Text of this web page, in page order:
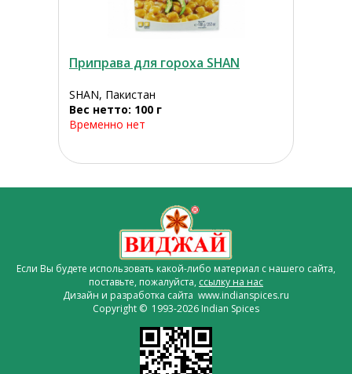
Приправа для гороха SHAN
SHAN, Пакистан
Вес нетто: 100 г
Временно нет
Если Вы будете использовать какой-либо материал с нашего сайта,
поставьте, пожалуйста, ссылку на нас
Дизайн и разработка сайта www.indianspices.ru
Copyright © 1993-2026 Indian Spices